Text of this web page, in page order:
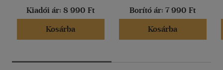
Kiadói ár: 8 990 Ft
Kosárba
Borító ár: 7 990 Ft
Kosárba